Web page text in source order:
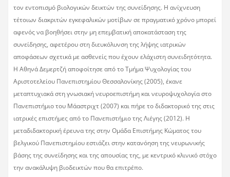
τον εντοπισμό βιολογικών δεικτών της συνείδησης. Η ανίχνευση
τέτοιων διακριτών εγκεφαλικών μοτίβων σε πραγματικό χρόνο μπορεί
αφενός να βοηθήσει στην μη επεμβατική αποκατάσταση της
συνείδησης, αφετέρου στη διευκόλυνση της λήψης ιατρικών
αποφάσεων σχετικά με ασθενείς που έχουν ελάχιστη συνειδητότητα.
Η Αθηνά Δεμερτζή αποφοίτησε από το Τμήμα Ψυχολογίας του
Αριστοτελείου Πανεπιστημίου Θεσσαλονίκης (2005), έκανε
μεταπτυχιακά στη γνωσιακή νευροεπιστήμη και νευροψυχολογία στο
Πανεπιστήμιο του Μάαστριχτ (2007) και πήρε το διδακτορικό της στις
ιατρικές επιστήμες από το Πανεπιστήμιο της Λιέγης (2012). Η
μεταδιδακτορική έρευνα της στην Ομάδα Επιστήμης Κώματος του
βελγικού Πανεπιστημίου εστιάζει στην κατανόηση της νευρωνικής
βάσης της συνείδησης και της απουσίας της, με κεντρικό κλινικό στόχο
την ανακάλυψη βιοδεικτών που θα επιτρέπο.